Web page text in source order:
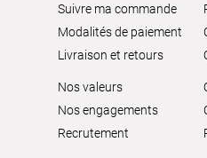
Suivre ma commande
Modalités de paiement
Livraison et retours
Nos valeurs
Nos engagements
Recrutement